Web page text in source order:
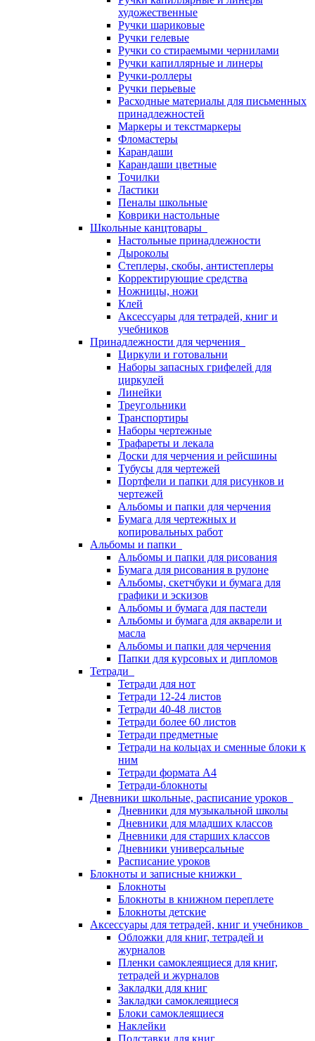
художественные
Ручки шариковые
Ручки гелевые
Ручки со стираемыми чернилами
Ручки капиллярные и линеры
Ручки-роллеры
Ручки перьевые
Расходные материалы для письменных
принадлежностей
Маркеры и текстмаркеры
Фломастеры
Карандаши
Карандаши цветные
Точилки
Ластики
Пеналы школьные
Коврики настольные
Школьные канцтовары
Настольные принадлежности
Дыроколы
Степлеры, скобы, антистеплеры
Корректирующие средства
Ножницы, ножи
Клей
Аксессуары для тетрадей, книг и
учебников
Принадлежности для черчения
Циркули и готовальни
Наборы запасных грифелей для
циркулей
Линейки
Треугольники
Транспортиры
Наборы чертежные
Трафареты и лекала
Доски для черчения и рейсшины
Тубусы для чертежей
Портфели и папки для рисунков и
чертежей
Альбомы и папки для черчения
Бумага для чертежных и
копировальных работ
Альбомы и папки
Альбомы и папки для рисования
Бумага для рисования в рулоне
Альбомы, скетчбуки и бумага для
графики и эскизов
Альбомы и бумага для пастели
Альбомы и бумага для акварели и
масла
Альбомы и папки для черчения
Папки для курсовых и дипломов
Тетради
Тетради для нот
Тетради 12-24 листов
Тетради 40-48 листов
Тетради более 60 листов
Тетради предметные
Тетради на кольцах и сменные блоки к
ним
Тетради формата А4
Тетради-блокноты
Дневники школьные, расписание уроков
Дневники для музыкальной школы
Дневники для младших классов
Дневники для старших классов
Дневники универсальные
Расписание уроков
Блокноты и записные книжки
Блокноты
Блокноты в книжном переплете
Блокноты детские
Аксессуары для тетрадей, книг и учебников
Обложки для книг, тетрадей и
журналов
Пленки самоклеящиеся для книг,
тетрадей и журналов
Закладки для книг
Закладки самоклеящиеся
Блоки самоклеящиеся
Наклейки
Подставки для книг